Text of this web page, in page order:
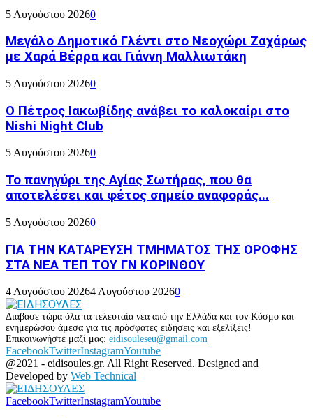
5 Αυγούστου 20260
Μεγάλο Δημοτικό Γλέντι στο Νεοχώρι Ζαχάρως
με Χαρά Βέρρα και Γιάννη Μαλλιωτάκη
5 Αυγούστου 20260
Ο Πέτρος Ιακωβίδης ανάβει το καλοκαίρι στο
Nishi Night Club
5 Αυγούστου 20260
Το πανηγύρι της Αγίας Σωτήρας, που θα
αποτελέσει και φέτος σημείο αναφοράς...
5 Αυγούστου 20260
ΓΙΑ ΤΗΝ ΚΑΤΑΡΕΥΣΗ ΤΜΗΜΑΤΟΣ ΤΗΣ ΟΡΟΦΗΣ
ΣΤΑ ΝΕΑ ΤΕΠ ΤΟΥ ΓΝ ΚΟΡΙΝΘΟΥ
4 Αυγούστου 20264 Αυγούστου 20260
Διάβασε τώρα όλα τα τελευταία νέα από την Ελλάδα και τον Κόσμο και
ενημερώσου άμεσα για τις πρόσφατες ειδήσεις και εξελίξεις!
Επικοινωνήστε μαζί μας: eidisouleseu@gmail.com
FacebookTwitterInstagramYoutube
@2021 - eidisoules.gr. All Right Reserved. Designed and
Developed by Web Technical
FacebookTwitterInstagramYoutube